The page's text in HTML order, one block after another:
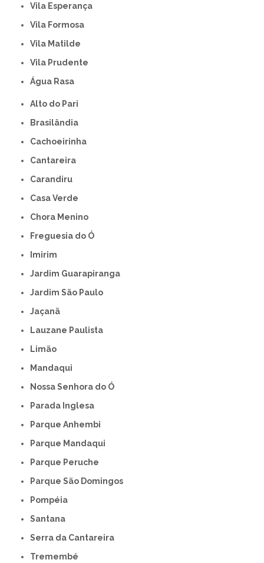
Vila Esperança
Vila Formosa
Vila Matilde
Vila Prudente
Água Rasa
Alto do Pari
Brasilândia
Cachoeirinha
Cantareira
Carandiru
Casa Verde
Chora Menino
Freguesia do Ó
Imirim
Jardim Guarapiranga
Jardim São Paulo
Jaçanã
Lauzane Paulista
Limão
Mandaqui
Nossa Senhora do Ó
Parada Inglesa
Parque Anhembi
Parque Mandaqui
Parque Peruche
Parque São Domingos
Pompéia
Santana
Serra da Cantareira
Tremembé